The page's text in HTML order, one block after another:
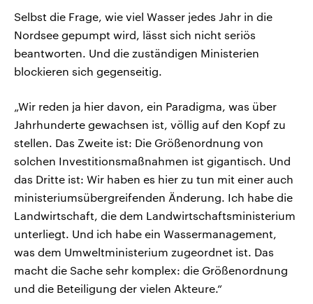
Selbst die Frage, wie viel Wasser jedes Jahr in die
Nordsee gepumpt wird, lässt sich nicht seriös
beantworten. Und die zuständigen Ministerien
blockieren sich gegenseitig.
„Wir reden ja hier davon, ein Paradigma, was über
Jahrhunderte gewachsen ist, völlig auf den Kopf zu
stellen. Das Zweite ist: Die Größenordnung von
solchen Investitionsmaßnahmen ist gigantisch. Und
das Dritte ist: Wir haben es hier zu tun mit einer auch
ministeriumsübergreifenden Änderung. Ich habe die
Landwirtschaft, die dem Landwirtschaftsministerium
unterliegt. Und ich habe ein Wassermanagement,
was dem Umweltministerium zugeordnet ist. Das
macht die Sache sehr komplex: die Größenordnung
und die Beteiligung der vielen Akteure.“